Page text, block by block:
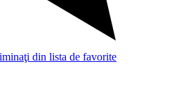
din lista de favorite